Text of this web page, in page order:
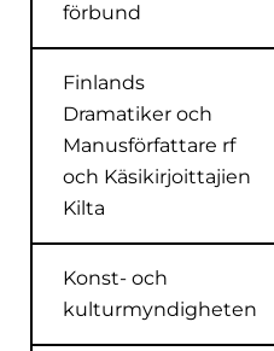
förbund
Finlands
Dramatiker och
Manusförfattare rf
och Käsikirjoittajien
Kilta
Konst- och
kulturmyndigheten